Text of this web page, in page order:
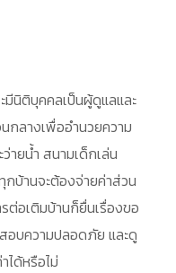
มีนิติบุคคลเป็นผู้ดูแลและ
กลางเพื่ออำนวยความ
ายน้ำ สนามเด็กเล่น
บ้านจะต้องจ่ายค่าส่วน
อเติมบ้านก็ยื่นเรื่องขอ
บความปลอดภัย และดู
ได้หรือไม่